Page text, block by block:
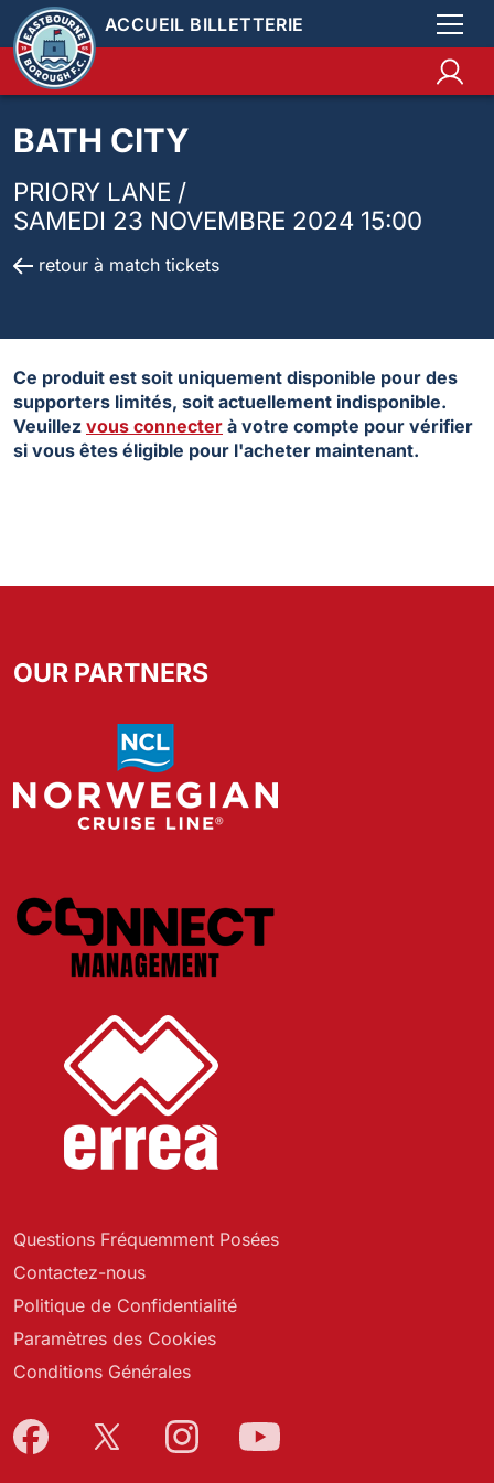
ACCUEIL BILLETTERIE
BATH CITY
PRIORY LANE /
SAMEDI 23 NOVEMBRE 2024 15:00
retour à match tickets
Ce produit est soit uniquement disponible pour des
supporters limités, soit actuellement indisponible.
Veuillez vous connecter à votre compte pour vérifier
si vous êtes éligible pour l'acheter maintenant.
Questions Fréquemment Posées
Contactez-nous
Politique de Confidentialité
Paramètres des Cookies
Conditions Générales
OUR PARTNERS